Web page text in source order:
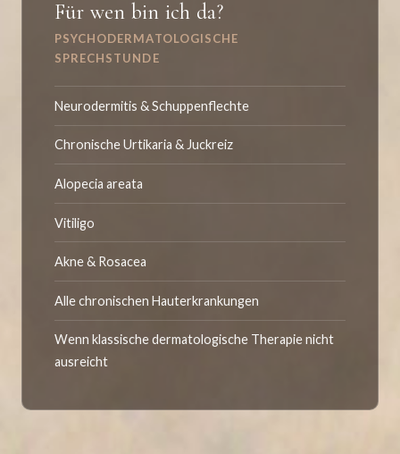
Für wen bin ich da?
PSYCHODERMATOLOGISCHE
SPRECHSTUNDE
Neurodermitis & Schuppenflechte
Chronische Urtikaria & Juckreiz
Alopecia areata
Vitiligo
Akne & Rosacea
Alle chronischen Hauterkrankungen
Wenn klassische dermatologische Therapie nicht
ausreicht